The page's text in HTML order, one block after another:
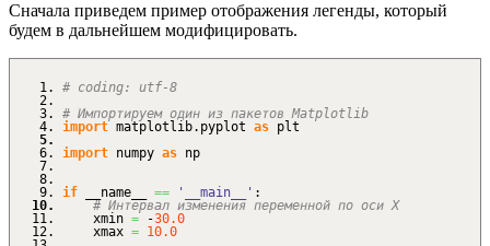
Сначала приведем пример отображения легенды, который
будем в дальнейшем модифицировать.
# coding: utf-8
# Импортируем один из пакетов Matplotlib
import matplotlib. pyplot as plt
import numpy as np
if __name__ == '__main__' :
# Интервал изменения переменной по оси X
xmin = -30.0
xmax = 10.0